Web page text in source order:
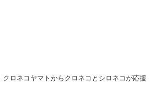
ロネコヤマトからクロネコとシロネコが応援